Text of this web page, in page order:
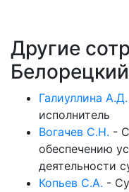
Другие
Галиуллина А.Д.
исполнитель
Вогачев С.Н. -
обеспечению
деятельности
Копьев С.А. -